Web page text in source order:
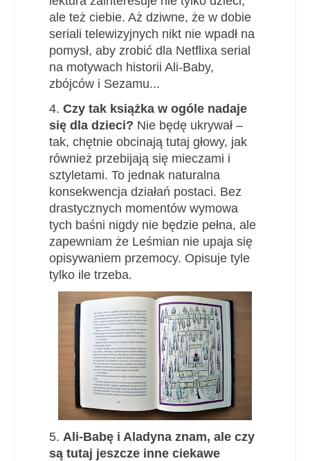
ale też ciebie. Aż dziwne, że w dobie
seriali telewizyjnych nikt nie wpadł na
pomysł, aby zrobić dla Netflixa serial
na motywach historii Ali-Baby,
zbójców i Sezamu...
4. Czy tak książka w ogóle nadaje
się dla dzieci? Nie będę ukrywał –
tak, chętnie obcinają tutaj głowy, jak
również przebijają się mieczami i
sztyletami. To jednak naturalna
konsekwencja działań postaci. Bez
drastycznych momentów wymowa
tych baśni nigdy nie będzie pełna, ale
zapewniam że Leśmian nie upaja się
opisywaniem przemocy. Opisuje tyle
tylko ile trzeba.
5. Ali-Babę i Aladyna znam, ale czy
są tutaj jeszcze inne ciekawe